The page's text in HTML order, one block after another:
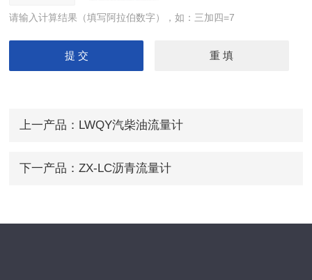
请输入计算结果（填写阿拉伯数字），如：三加四=7
上一产品： LWQY汽柴油流量计
下一产品： ZX-LC沥青流量计